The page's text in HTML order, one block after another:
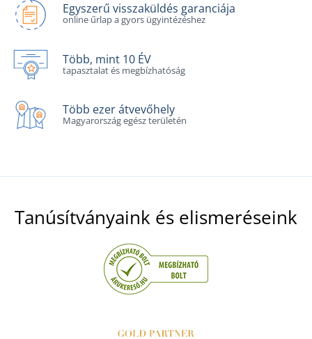
Egyszerű visszaküldés garanciája
online űrlap a gyors ügyintézéshez
Több, mint 10 ÉV
tapasztalat és megbízhatóság
Több ezer átvevőhely
Magyarország egész területén
Tanúsítványaink és elismeréseink